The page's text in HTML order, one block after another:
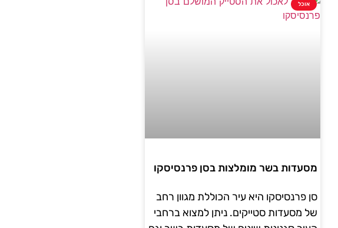
אוכל
מסעדות בשר מומלצות בסן פרנסיסקו
סן פרנסיסקו היא עיר הכוללת מגוון רחב
של מסעדות סטייקים. ניתן למצוא ברחבי